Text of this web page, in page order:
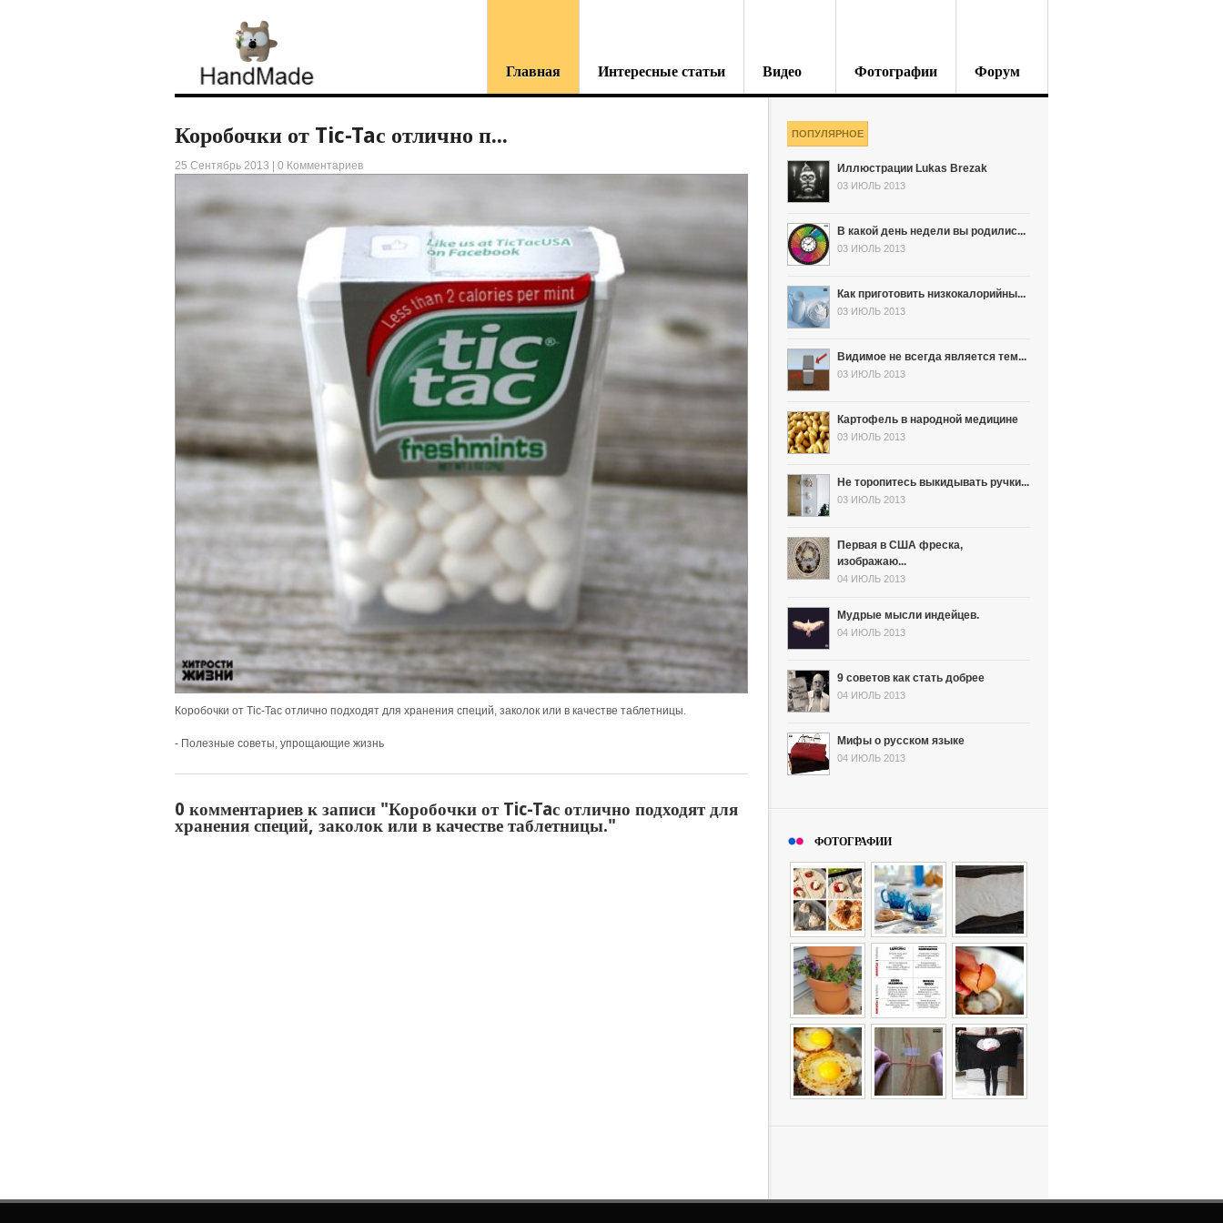
Главная Интересные статьи Видео Фотографии Форум
Коробочки от Tic-Taс отлично п...
25 Сентябрь 2013 | 0 Комментариев
Коробочки от Tic-Taс отлично подходят для хранения специй, заколок или в качестве таблетницы.
- Полезные советы, упрощающие жизнь
0 комментариев к записи "Коробочки от Tic-Taс отлично подходят для
хранения специй, заколок или в качестве таблетницы."
ПОПУЛЯРНОЕ
Иллюстрации Lukas Brezak
03 ИЮЛЬ 2013
В какой день недели вы родилис...
03 ИЮЛЬ 2013
Как приготовить низкокалорийны...
03 ИЮЛЬ 2013
Видимое не всегда является тем...
03 ИЮЛЬ 2013
Картофель в народной медицине
03 ИЮЛЬ 2013
Не торопитесь выкидывать ручки...
03 ИЮЛЬ 2013
Первая в США фреска,
изображаю...
04 ИЮЛЬ 2013
Мудрые мысли индейцев.
04 ИЮЛЬ 2013
9 советов как стать добрее
04 ИЮЛЬ 2013
Мифы о русском языке
04 ИЮЛЬ 2013
ФОТОГРАФИИ